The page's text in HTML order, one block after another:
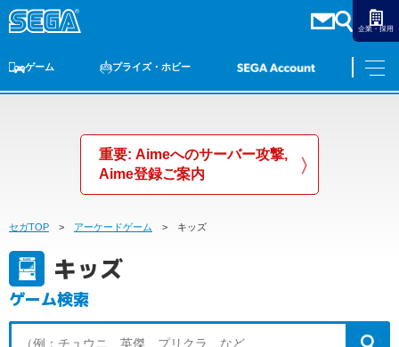
企業・採用
ゲーム プライズ・ホビー
スマホゲーム
アーケードゲーム
プライズ・ホビー
トイ
S-FIRE
セガ ラッキーくじ
アニメ
ダーツ
重要: Aimeへのサーバー攻撃,
Aime登録ご案内
セガTOP アーケードゲーム キッズ
キッズ
ゲーム検索